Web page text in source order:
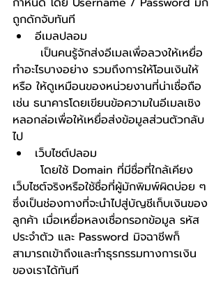
ถูกดักจับทันที
อีเมลปลอม
ทำอะไรบางอย่าง รวมถึงการให้โอนเงินให้
หรือ ให้ดูเหมือนของหน่วยงานที่น่าเชื่อถือ
เช่น ธนาคารโดยเขียนข้อความในอีเมลเชิง
หลอกล่อเพื่อให้เหยื่อส่งข้อมูลส่วนตัวกลับ
ไป
เว็บไซต์ปลอม
เว็บไซต์จริงหรือใช้ชื่อที่ผู้มักพิมพ์ผิดบ่อย ๆ
ซึ่งเป็นช่องทางที่จะนำไปสู่บัญชีเก็บเงินของ
ลูกค้า เมื่อเหยื่อหลงเชื่อกรอกข้อมูล รหัส
ประจำตัว และ Password มิจฉาชีพก็
สามารถเข้าถึงและทำธุรกรรมทางการเงิน
ของเราได้ทันที